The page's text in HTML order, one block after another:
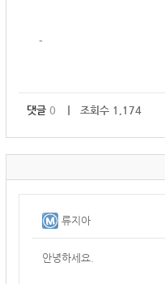
-
댓글 0 ｜ 조회수 1,174
류지아
안녕하세요.